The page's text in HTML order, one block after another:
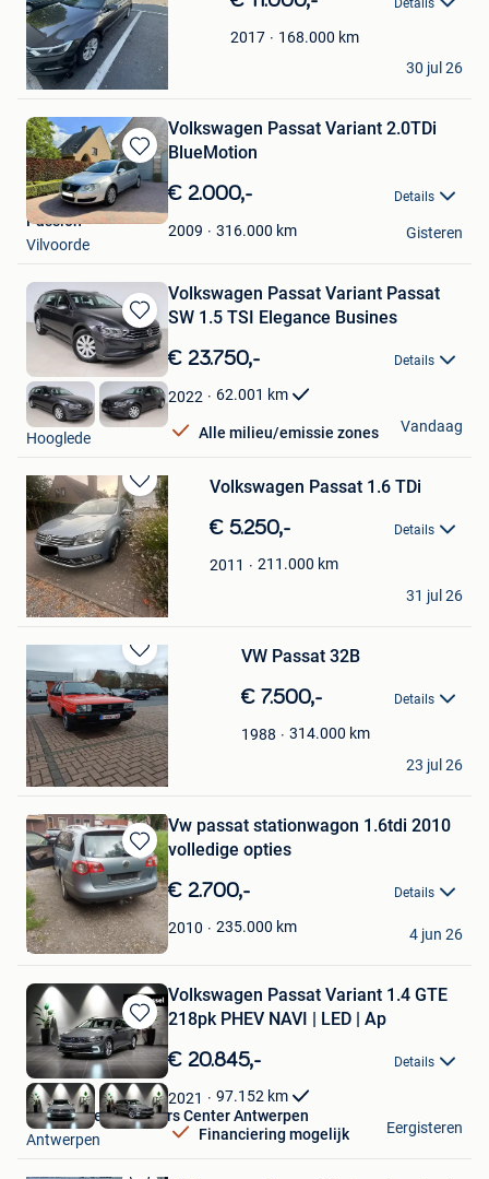
Mijn
Favorieten
2017 168.000 km
Umair Ahmad
Ninove
30 jul 26
Bewaren
in
Mijn
Favorieten
Volkswagen Passat Variant 2.0TDi
BlueMotion
€ 2.000,- Details
2009 316.000 km
Passion
Vilvoorde
Gisteren
Bewaren
in
Mijn
Favorieten
Volkswagen Passat Variant Passat
SW 1.5 TSI Elegance Busines
€ 23.750,- Details
2022 62.001 km
Alle milieu/emissie zones
DP Auto
Hooglede
Vandaag
Bewaren
in
Mijn
Favorieten
Volkswagen Passat 1.6 TDi
€ 5.250,- Details
2011 211.000 km
Pol
Kortenberg
31 jul 26
Bewaren
in
Mijn
Favorieten
VW Passat 32B
€ 7.500,- Details
1988 314.000 km
Lorand .M
Roeselare
23 jul 26
Bewaren
in
Mijn
Favorieten
Vw passat stationwagon 1.6tdi 2010
volledige opties
€ 2.700,- Details
2010 235.000 km
dems
Fleurus
4 jun 26
Bewaren
in
Mijn
Favorieten
Volkswagen Passat Variant 1.4 GTE
218pk PHEV NAVI | LED | Ap
€ 20.845,- Details
2021 97.152 km
Financiering mogelijk
Van Mossel Used Cars Center Antwerpen
Antwerpen
Eergisteren